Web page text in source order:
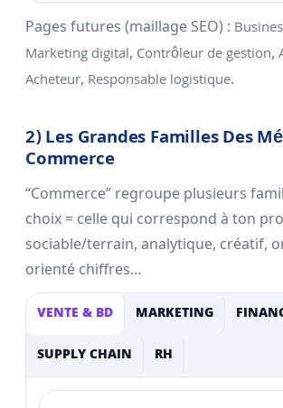
Pages futures (maillage SEO) :
Marketing digital, Contrôleur de gestion,
Acheteur, Responsable logistique.
2) Les Grandes Familles Des
Commerce
“Commerce” regroupe plusieurs
choix = celle qui correspond à ton
sociable/terrain, analytique, créatif,
orienté chiffres…
VENTE & BD MARKETING
SUPPLY CHAIN
RH